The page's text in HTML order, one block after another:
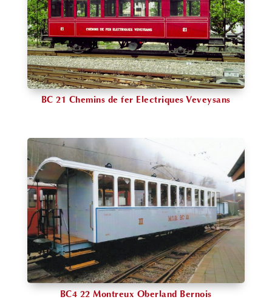
BC 21 Chemins de fer Electriques Veveysans
BC4 22 Montreux Oberland Bernois